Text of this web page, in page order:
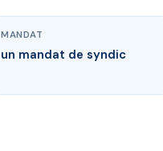
MANDAT
un mandat de syndic